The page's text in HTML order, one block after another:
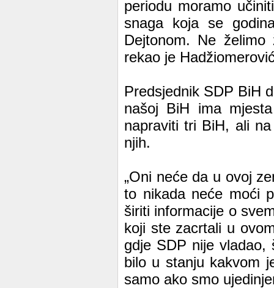
periodu moramo
snaga koja se
Dejtonom. Ne želimo
rekao je
Predsjednik SDP BiH
našoj BiH ima
napraviti tri BiH, ali
njih.
„Oni neće da u ovoj
to nikada neće moći
širiti informacije o
koji ste zacrtali u
gdje SDP nije
bilo u stanju kakvom
samo ako smo